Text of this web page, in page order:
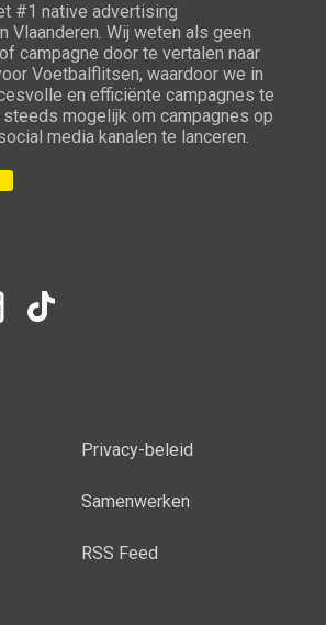
#1 native advertising
Vlaanderen. Wij weten als geen
campagne door te vertalen naar
Voetbalflitsen, waardoor we in
en efficiënte campagnes te
mogelijk om campagnes op
media kanalen te lanceren.
Privacy-beleid
Samenwerken
RSS Feed